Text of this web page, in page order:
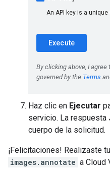
Haz clic en Ejecutar
servicio. La respuesta
cuerpo de la solicitud.
¡Felicitaciones! Realizaste
images.annotate a Cloud